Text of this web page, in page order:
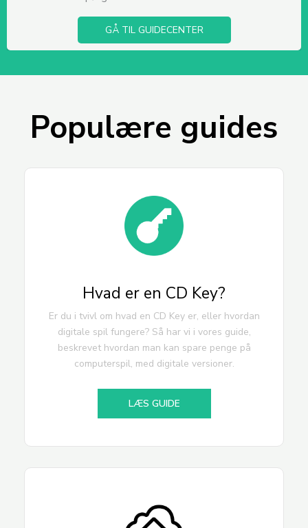
GÅ TIL GUIDECENTER
Populære guides
Hvad er en CD Key?
Er du i tvivl om hvad en CD Key er, eller hvordan
digitale spil fungere? Så har vi i vores guide,
beskrevet hvordan man kan spare penge på
computerspil, med digitale versioner.
LÆS GUIDE